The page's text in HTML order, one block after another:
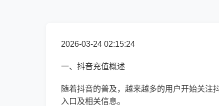
2026-03-24 02:15:24
一、抖音充值概述
随着抖音的普及，越来越多的用户开始关注
入口及相关信息。